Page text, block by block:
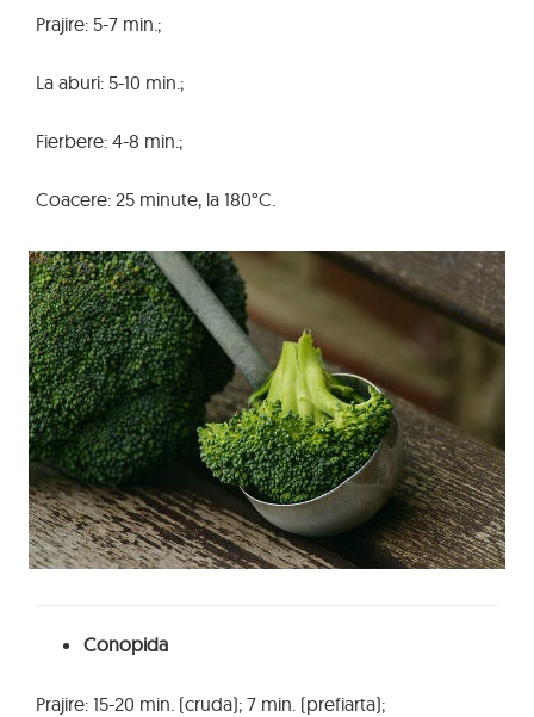
Prajire: 5-7 min.;
La aburi: 5-10 min.;
Fierbere: 4-8 min.;
Coacere: 25 minute, la 180°C.
Conopida
Prajire: 15-20 min. (cruda); 7 min. (prefiarta);